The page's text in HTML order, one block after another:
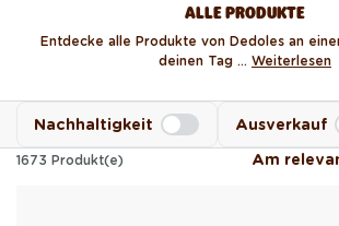
ALLE PRODUKTE
Entdecke alle Produkte von Dedoles an
deinen Tag ... Weiterlesen
Nachhaltigkeit Ausverkauf
1673 Produkt(e) Am